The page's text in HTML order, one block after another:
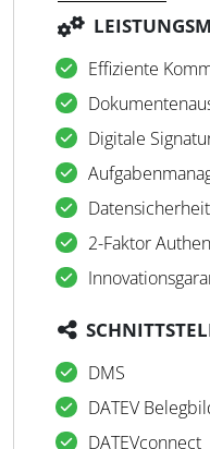
Effiziente
Digitale
Datensicherheit
2-Faktor
DMS
DATEV
DATEVconnect